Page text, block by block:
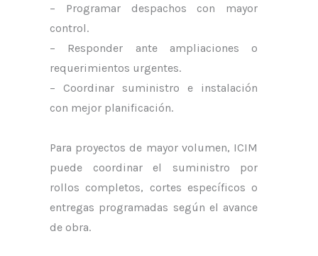
– Programar despachos con mayor
control.
– Responder ante ampliaciones o
requerimientos urgentes.
– Coordinar suministro e instalación
con mejor planificación.
Para proyectos de mayor volumen, ICIM
puede coordinar el suministro por
rollos completos, cortes específicos o
entregas programadas según el avance
de obra.